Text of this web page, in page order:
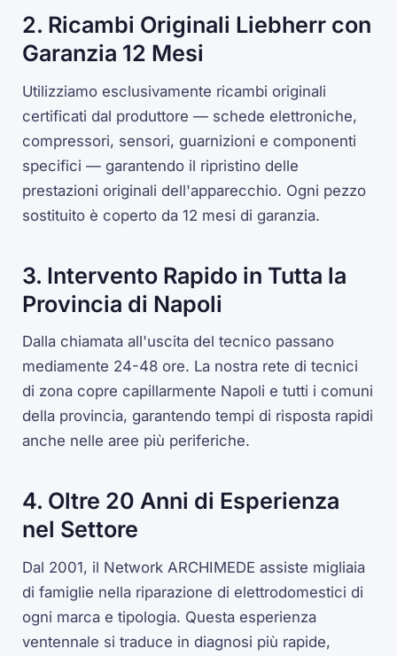
2. Ricambi Originali Liebherr con
Garanzia 12 Mesi
Utilizziamo esclusivamente ricambi originali
certificati dal produttore — schede elettroniche,
compressori, sensori, guarnizioni e componenti
specifici — garantendo il ripristino delle
prestazioni originali dell'apparecchio. Ogni pezzo
sostituito è coperto da 12 mesi di garanzia.
3. Intervento Rapido in Tutta la
Provincia di Napoli
Dalla chiamata all'uscita del tecnico passano
mediamente 24-48 ore. La nostra rete di tecnici
di zona copre capillarmente Napoli e tutti i comuni
della provincia, garantendo tempi di risposta rapidi
anche nelle aree più periferiche.
4. Oltre 20 Anni di Esperienza
nel Settore
Dal 2001, il Network ARCHIMEDE assiste migliaia
di famiglie nella riparazione di elettrodomestici di
ogni marca e tipologia. Questa esperienza
ventennale si traduce in diagnosi più rapide,